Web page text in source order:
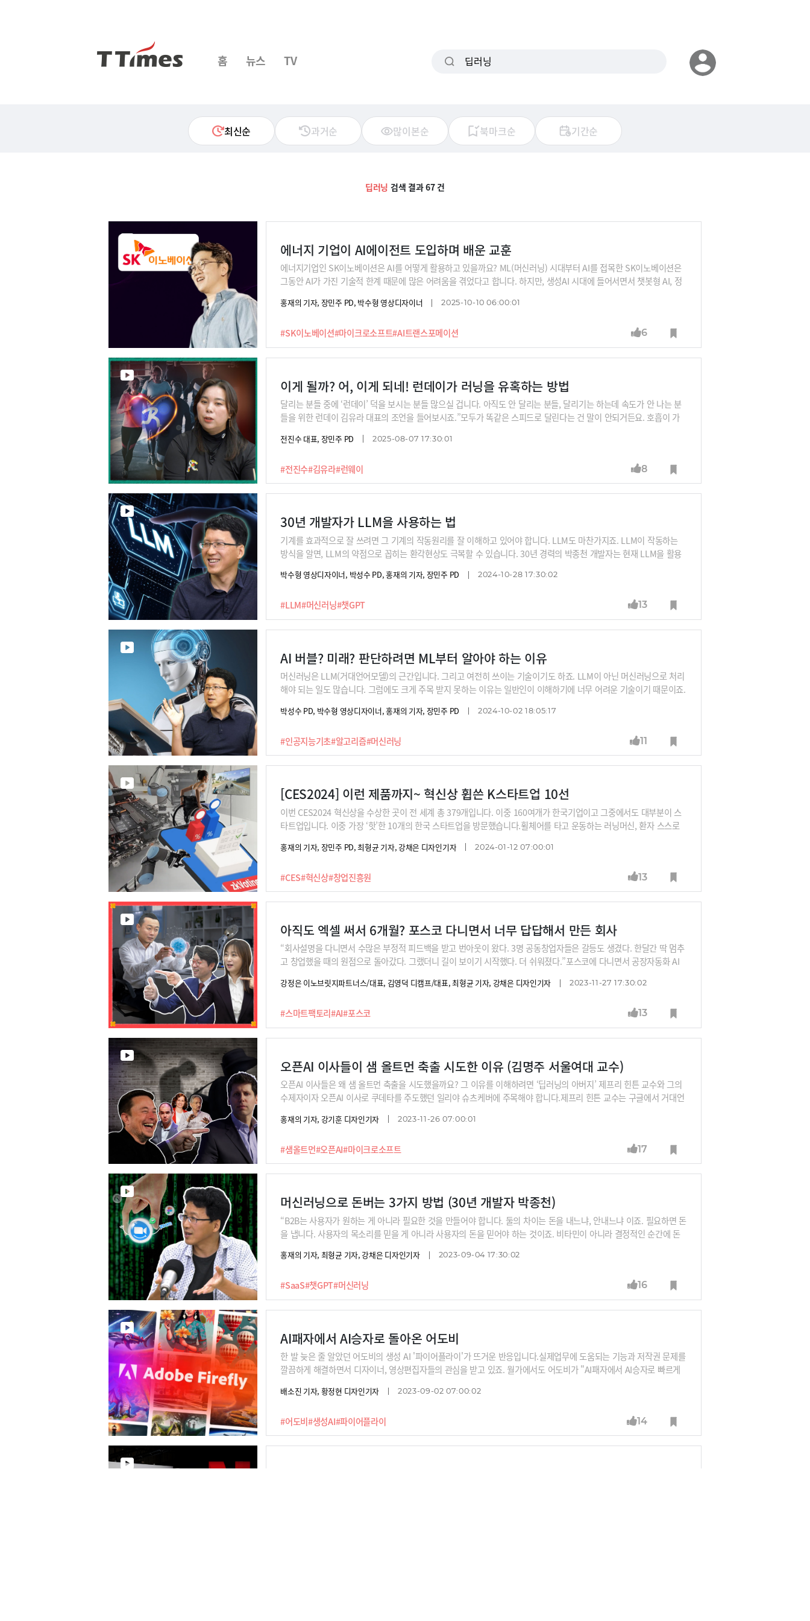
홈 뉴스 TV
최신순 과거순 많이본순 북마크순 기간순
딥러닝 검색 결과 67 건
에너지 기업이 AI에이전트 도입하며 배운 교훈
#SK이노베이션#마이크로소프트#AI트랜스포메이션
에너지기업인 SK이노베이션은 AI를 어떻게 활용하고 있을까요? ML(머신러닝) 시대부터 AI를 접목한 SK이노베이션은
그동안 AI가 가진 기술적 한계 때문에 많은 어려움을 겪었다고 합니다. 하지만, 생성AI 시대에 들어서면서 챗봇형 AI, 정
전틱 AI 시스템을 안착시켰다고 합니다. 앞으로는 자율적 지능형 AI 활용을 목표로 한다고 하는데요, 이정훈 팀장으로부
홍재의 기자, 장민주 PD, 박수형 영상디자이너 2025-10-10 06:00:01
6
이게 될까? 어, 이게 되네! 런데이가 러닝을 유혹하는 방법
#전진수#김유라#런웨이
달리는 분들 중에 ‘런데이’ 덕을 보시는 분들 많으실 겁니다. 아직도 안 달리는 분들, 달리기는 하는데 속도가 안 나는 분
들을 위한 런데이 김유라 대표의 조언을 들어보시죠.”모두가 똑같은 스피드로 달린다는 건 말이 안되거든요. 호흡이 가
부터 괴롭거든요. 사람들은 다른 사람의 속도에 대해 별로 신경을 안써요. 버스 안에서 누구 만났는지 얼굴 기억나세요?“
전진수 대표, 장민주 PD 2025-08-07 17:30:01
8
30년 개발자가 LLM을 사용하는 법
#LLM#머신러닝#챗GPT
기계를 효과적으로 잘 쓰려면 그 기계의 작동원리를 잘 이해하고 있어야 합니다. LLM도 마찬가지죠. LLM이 작동하는
방식을 알면, LLM의 약점으로 꼽히는 환각현상도 극복할 수 있습니다. 30년 경력의 박종천 개발자는 현재 LLM을 활용
박수형 영상디자이너, 박성수 PD, 홍재의 기자, 장민주 PD 2024-10-28 17:30:02
13
AI 버블? 미래? 판단하려면 ML부터 알아야 하는 이유
#인공지능기초#알고리즘#머신러닝
머신러닝은 LLM(거대언어모델)의 근간입니다. 그리고 여전히 쓰이는 기술이기도 하죠. LLM이 아닌 머신러닝으로 처리
해야 되는 일도 많습니다. 그럼에도 크게 주목 받지 못하는 이유는 일반인이 이해하기에 너무 어려운 기술이기 때문이죠.
습니다.
박성수 PD, 박수형 영상디자이너, 홍재의 기자, 장민주 PD 2024-10-02 18:05:17
11
[CES2024] 이런 제품까지~ 혁신상 휩쓴 K스타트업 10선
#CES#혁신상#창업진흥원
이번 CES2024 혁신상을 수상한 곳이 전 세계 총 379개입니다. 이중 160여개가 한국기업이고 그중에서도 대부분이 스
타트업입니다. 이중 가장 ‘핫’한 10개의 한국 스타트업을 방문했습니다.휠체어를 타고 운동하는 러닝머신, 환자 스스로
전체 집을 조합해 주는 서비스 등 혁신 서비스를 직접 만나보시죠.
홍재의 기자, 장민주 PD, 최형균 기자, 강채은 디자인기자 2024-01-12 07:00:01
13
아직도 엑셀 써서 6개월? 포스코 다니면서 너무 답답해서 만든 회사
#스마트팩토리#AI#포스코
“회사설명을 다니면서 수많은 부정적 피드백을 받고 번아웃이 왔다. 3명 공동창업자들은 갈등도 생겼다. 한달간 딱 멈추
고 창업했을 때의 원점으로 돌아갔다. 그랬더니 길이 보이기 시작했다. 더 쉬워졌다.”포스코에 다니면서 공장자동화 AI
마트팩토리 공정설계를 담당하다가 엔지니어 입장에서 현장의 답답했던 문제를 해결하겠다며 창업했죠. 6개월 걸리던
고, 극복했는지 ‘오깡비’에서 들어보시죠.
강정은 이노브릿지파트너스/대표, 김영덕 디캠프/대표, 최형균 기자, 강채은 디자인기자 2023-11-27 17:30:02
13
오픈AI 이사들이 샘 올트먼 축출 시도한 이유 (김명주 서울여대 교수)
#샘올트먼#오픈AI#마이크로소프트
오픈AI 이사들은 왜 샘 올트먼 축출을 시도했을까요? 그 이유를 이해하려면 ‘딥러닝의 아버지’ 제프리 힌튼 교수와 그의
수제자이자 오픈AI 이사로 쿠데타를 주도했던 일리야 슈츠케버에 주목해야 합니다.제프리 힌튼 교수는 구글에서 거대언
표하지 않았다고 할 때 부사장이었죠. 구글을 나오면서 그는 “구글에서 딥러닝을 개발한 것을 후회한다. 앞으로 인류는
고 했죠. 제프리 힌튼의 아바타로 불리자 그의 수제자였던 인물이 바로 일리야 수츠케버입니다.오픈AI는 설립목적이 안
전한 인공일반지능(AGI) 개발입니다. AI 개발이 아니라 ‘안전한’ AI 개발이 목적입니다. 오픈AI 이사회가 오픈AI 경영을
맡겠다는 일론 머스크의 제안을 거절한 것도 이때문이었죠. 이번 쿠데타 역시
홍재의 기자, 강기훈 디자인기자 2023-11-26 07:00:01
17
머신러닝으로 돈버는 3가지 방법 (30년 개발자 박종천)
#SaaS#챗GPT#머신러닝
“B2B는 사용자가 원하는 게 아니라 필요한 것을 만들어야 합니다. 둘의 차이는 돈을 내느냐, 안내느냐 이죠. 필요하면 돈
을 냅니다. 사용자의 목소리를 믿을 게 아니라 사용자의 돈을 믿어야 하는 것이죠. 비타민이 아니라 결정적인 순간에 돈
스는 어떻게 돈을 벌 수 있을까요? 특히 운영에 엄청난 돈이 드는 머신러닝 기반의 사스는 어떻게 돈 벌 수 있을까요? 3
홍재의 기자, 최형균 기자, 강채은 디자인기자 2023-09-04 17:30:02
16
AI패자에서 AI승자로 돌아온 어도비
#어도비#생성AI#파이어플라이
한 발 늦은 줄 알았던 어도비의 생성 AI '파이어플라이'가 뜨거운 반응입니다.실제업무에 도움되는 기능과 저작권 문제를
깔끔하게 해결하면서 디자이너, 영상편집자들의 관심을 받고 있죠. 월가에서도 어도비가 "AI패자에서 AI승자로 빠르게
질 수 있는지 어도비를 보면 알 수 있습니다.
배소진 기자, 황정현 디자인기자 2023-09-02 07:00:02
14